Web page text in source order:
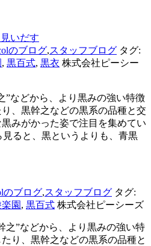
いだす
のブログ,スタッフブログ タグ:
, 黒百式, 黒衣 株式会社ピーシー
”などから、より黒みの強い特徴
、黒幹之などの黒系の品種と交
みがかった姿で注目を集めてい
見ると、黒というよりも、青黒
のブログ,スタッフブログ タグ:
園 , 黒百式 株式会社ピーシーズ
”などから、より黒みの強い特
り、黒幹之などの黒系の品種と